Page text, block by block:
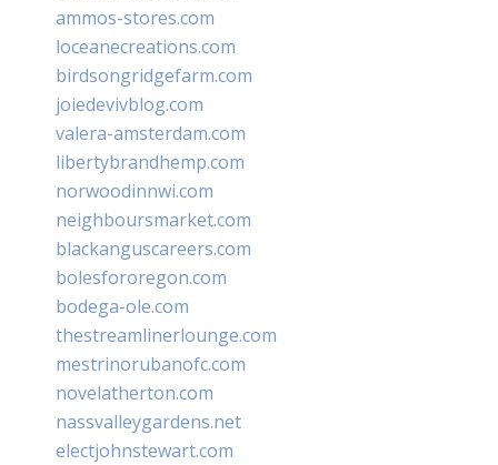
ammos-stores.com
loceanecreations.com
birdsongridgefarm.com
joiedevivblog.com
valera-amsterdam.com
libertybrandhemp.com
norwoodinnwi.com
neighboursmarket.com
blackanguscareers.com
bolesfororegon.com
bodega-ole.com
thestreamlinerlounge.com
mestrinorubanofc.com
novelatherton.com
nassvalleygardens.net
electjohnstewart.com